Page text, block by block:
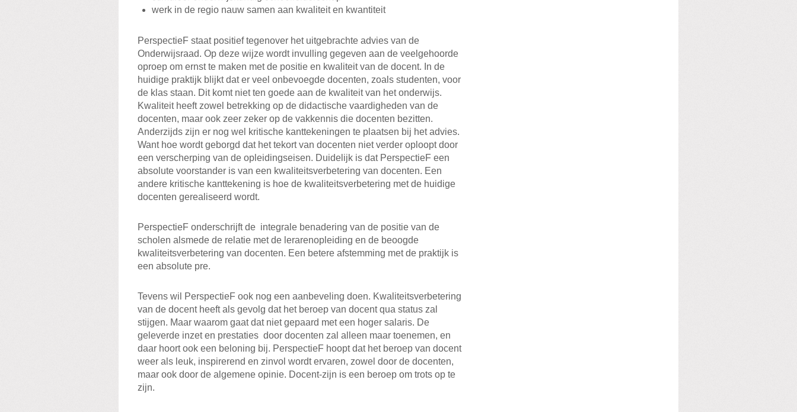
werk in de regio nauw samen aan kwaliteit en kwantiteit
PerspectieF staat positief tegenover het uitgebrachte advies van de
Onderwijsraad. Op deze wijze wordt invulling gegeven aan de veelgehoorde
oproep om ernst te maken met de positie en kwaliteit van de docent. In de
huidige praktijk blijkt dat er veel onbevoegde docenten, zoals studenten, voor
de klas staan. Dit komt niet ten goede aan de kwaliteit van het onderwijs.
Kwaliteit heeft zowel betrekking op de didactische vaardigheden van de
docenten, maar ook zeer zeker op de vakkennis die docenten bezitten.
Anderzijds zijn er nog wel kritische kanttekeningen te plaatsen bij het advies.
Want hoe wordt geborgd dat het tekort van docenten niet verder oploopt door
een verscherping van de opleidingseisen. Duidelijk is dat PerspectieF een
absolute voorstander is van een kwaliteitsverbetering van docenten. Een
andere kritische kanttekening is hoe de kwaliteitsverbetering met de huidige
docenten gerealiseerd wordt.
PerspectieF onderschrijft de integrale benadering van de positie van de
scholen alsmede de relatie met de lerarenopleiding en de beoogde
kwaliteitsverbetering van docenten. Een betere afstemming met de praktijk is
een absolute pre.
Tevens wil PerspectieF ook nog een aanbeveling doen. Kwaliteitsverbetering
van de docent heeft als gevolg dat het beroep van docent qua status zal
stijgen. Maar waarom gaat dat niet gepaard met een hoger salaris. De
geleverde inzet en prestaties door docenten zal alleen maar toenemen, en
daar hoort ook een beloning bij. PerspectieF hoopt dat het beroep van docent
weer als leuk, inspirerend en zinvol wordt ervaren, zowel door de docenten,
maar ook door de algemene opinie. Docent-zijn is een beroep om trots op te
zijn.